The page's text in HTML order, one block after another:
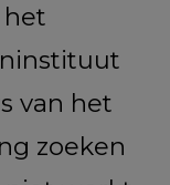
het
van het
zoeken